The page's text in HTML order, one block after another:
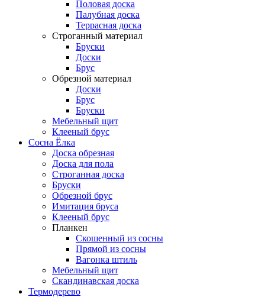
Половая доска
Палубная доска
Террасная доска
Строганный материал
Бруски
Доски
Брус
Обрезной материал
Доски
Брус
Бруски
Мебельный щит
Клееный брус
Сосна Ёлка
Доска обрезная
Доска для пола
Строганная доска
Бруски
Обрезной брус
Имитация бруса
Клееный брус
Планкен
Скошенный из сосны
Прямой из сосны
Вагонка штиль
Мебельный щит
Скандинавская доска
Термодерево